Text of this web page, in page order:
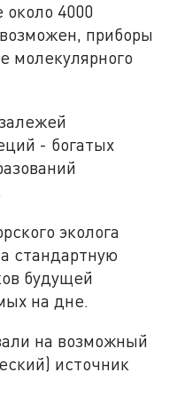
около 4000
приборы
молекулярного
- богатых
эколога
стандартную
будущей
на дне.
на возможный
источник